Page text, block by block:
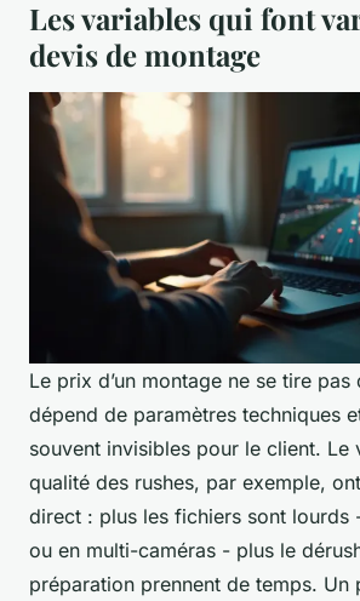
Les variables qui font
devis de montage
Le prix d’un montage ne se tire pas
dépend de paramètres techniques
souvent invisibles pour le client. Le
qualité des rushes, par exemple,
direct : plus les fichiers sont lourds
ou en multi-caméras - plus le
préparation prennent de temps.